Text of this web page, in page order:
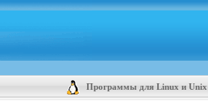
Программы для Linux и Unix